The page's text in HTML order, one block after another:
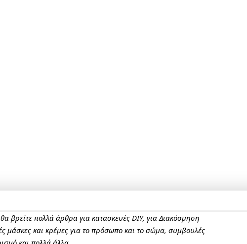
βρείτε πολλά άρθρα για κατασκευές DIY, για Διακόσμηση
μάσκες και κρέμες για το πρόσωπο και το σώμα, συμβουλές